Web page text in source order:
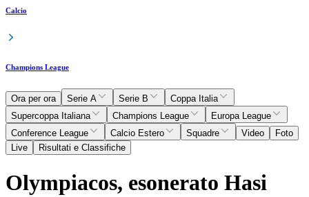
Calcio
Champions League
Ora per ora Serie A Serie B
Coppa Italia
Supercoppa Italiana
Champions League
Europa League
Conference League
Calcio Estero Squadre Video
Foto
Live
Risultati e Classifiche
Olympiacos, esonerato Hasi